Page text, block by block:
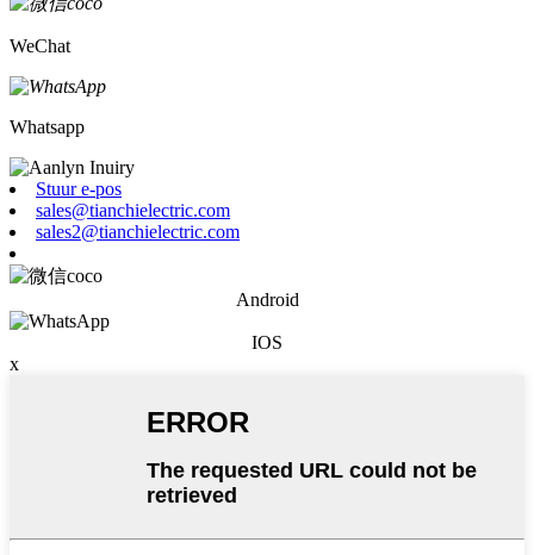
WeChat
Whatsapp
Stuur e-pos
sales@tianchielectric.com
sales2@tianchielectric.com
Android
IOS
x